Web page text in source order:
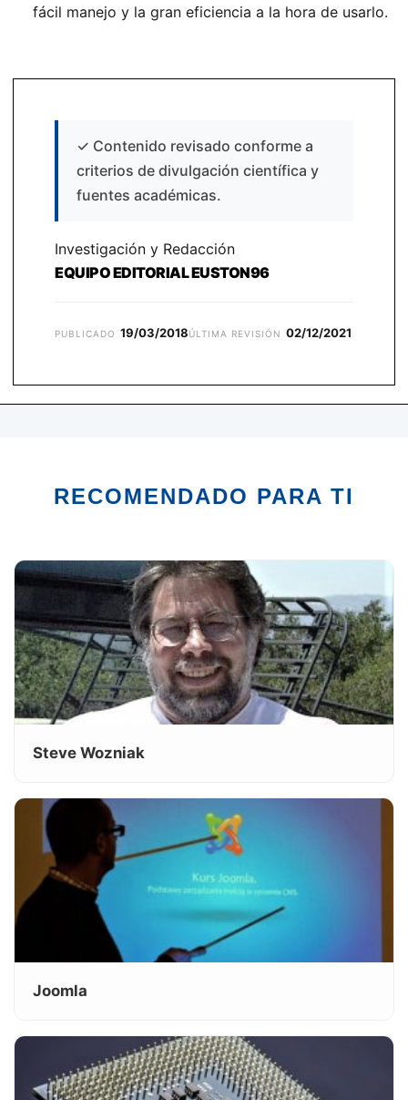
fácil manejo y la gran eficiencia a la hora de usarlo.
✓ Contenido revisado conforme a
criterios de divulgación científica y
fuentes académicas.
Investigación y Redacción
EQUIPO EDITORIAL EUSTON96
PUBLICADO 19/03/2018ÚLTIMA REVISIÓN 02/12/2021
RECOMENDADO PARA TI
Steve Wozniak
Joomla